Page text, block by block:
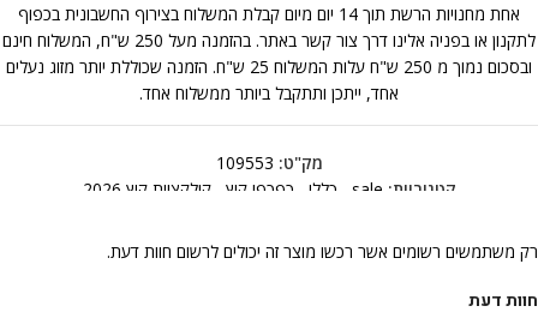
אחת מחנויות הרשת תוך 14 יום מיום קבלת המשלוח בצירוף החשבונית בכפוף
לתקנון או בפניה אלינו דרך צור קשר באתר. בהזמנה מעל 250 ש"ח, המשלוח חינם
ובסכום נמוך מ 250 ש"ח עלות המשלוח 25 ש"ח. הזמנה שכוללת יותר מזוג נעלים
אחד, ייתכן ותתקבל ביותר ממשלוח אחד.
מק"ט: 109553
קטגוריות: sale כללי כפכפי קיץ קולקציית קיץ 2026
חוות דעת
רק משתמשים רשומים אשר רכשו מוצר זה יכולים לרשום חוות דעת.